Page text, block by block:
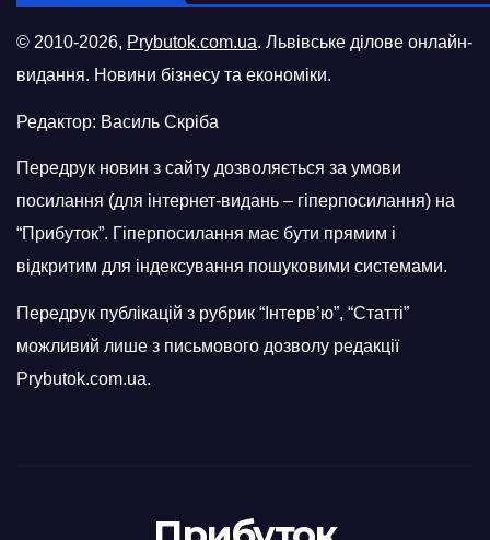
© 2010-2026, Prybutok.com.ua. Львівське ділове онлайн-
видання. Новини бізнесу та економіки.
Редактор: Василь Скріба
Передрук новин з сайту дозволяється за умови
посилання (для інтернет-видань – гіперпосилання) на
“Прибуток”. Гіперпосилання має бути прямим і
відкритим для індексування пошуковими системами.
Передрук публікацій з рубрик “Інтерв’ю”, “Статті”
можливий лише з письмового дозволу редакції
Prybutok.com.ua.